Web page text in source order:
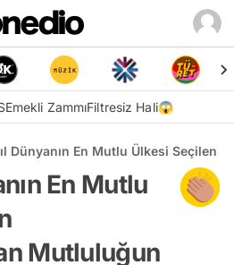
Emekli ZammıFiltresiz Hali😱
Dünyanın En Mutlu Ülkesi Seçilen
En Mutlu
Mutluluğun